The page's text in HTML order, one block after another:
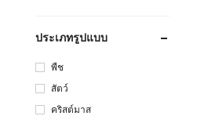
ประเภทรูปแบบ
พืช
สัตว์
คริสต์มาส